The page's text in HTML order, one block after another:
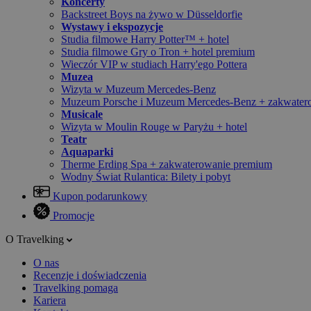
Backstreet Boys na żywo w Düsseldorfie
Wystawy i ekspozycje
Studia filmowe Harry Potter™ + hotel
Studia filmowe Gry o Tron + hotel premium
Wieczór VIP w studiach Harry'ego Pottera
Muzea
Wizyta w Muzeum Mercedes-Benz
Muzeum Porsche i Muzeum Mercedes-Benz +
Musicale
Wizyta w Moulin Rouge w Paryżu + hotel
Teatr
Aquaparki
Therme Erding Spa + zakwaterowanie premium
Wodny Świat Rulantica: Bilety i pobyt
Kupon podarunkowy
Promocje
O Travelking
O nas
Recenzje i doświadczenia
Travelking pomaga
Kariera